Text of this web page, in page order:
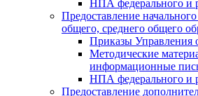
НПА федерального и
Предоставление
общего, среднего общего
Приказы Управления
Методические
информационные
НПА федерального и
Предоставление